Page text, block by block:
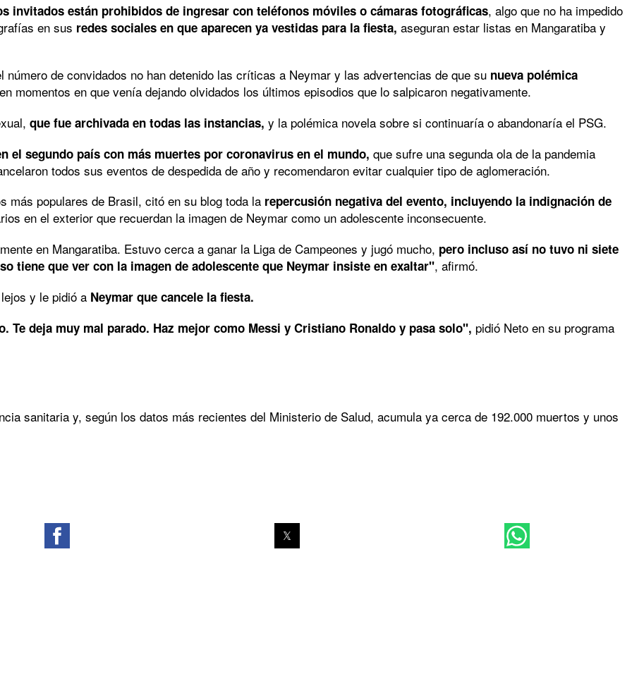
invitados están prohibidos de ingresar con teléfonos móviles o cámaras fotográficas, algo que no ha impedido
en sus redes sociales en que aparecen ya vestidas para la fiesta, aseguran estar listas en Mangaratiba y
de convidados no han detenido las críticas a Neymar y las advertencias de que su nueva polémica
momentos en que venía dejando olvidados los últimos episodios que lo salpicaron negativamente.
que fue archivada en todas las instancias, y la polémica novela sobre si continuaría o abandonaría el PSG.
el segundo país con más muertes por coronavirus en el mundo, que sufre una segunda ola de la pandemia
todos sus eventos de despedida de año y recomendaron evitar cualquier tipo de aglomeración.
más populares de Brasil, citó en su blog toda la repercusión negativa del evento, incluyendo la indignación de
en el exterior que recuerdan la imagen de Neymar como un adolescente inconsecuente.
en Mangaratiba. Estuvo cerca a ganar la Liga de Campeones y jugó mucho, pero incluso así no tuvo ni siete
tiene que ver con la imagen de adolescente que Neymar insiste en exaltar", afirmó.
y le pidió a Neymar que cancele la fiesta.
Te deja muy mal parado. Haz mejor como Messi y Cristiano Ronaldo y pasa solo", pidió Neto en su programa
sanitaria y, según los datos más recientes del Ministerio de Salud, acumula ya cerca de 192.000 muertos y unos